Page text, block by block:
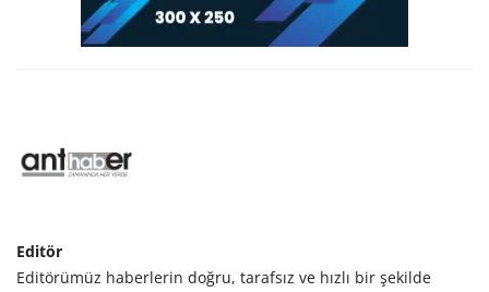
Editör
Editörümüz haberlerin doğru, tarafsız ve hızlı bir şekilde